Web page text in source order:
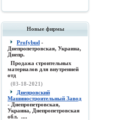
Новые фирмы
Profybud -
Днепропетровская, Украина,
Днепр.
Продажа строительных
материалов для внутренней
отд
(03-18-2021)
Днепровский
Машиностроительный Завод
- Днепропетровская,
Украина, Днепропетровская
обл. ....